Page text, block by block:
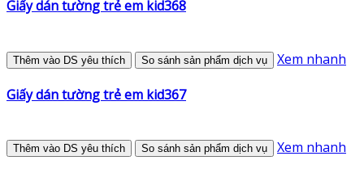
Giấy dán tường trẻ em kid368
Thêm vào DS yêu thích So sánh sản phẩm dịch vụ Xem nhanh
Giấy dán tường trẻ em kid367
Thêm vào DS yêu thích So sánh sản phẩm dịch vụ Xem nhanh